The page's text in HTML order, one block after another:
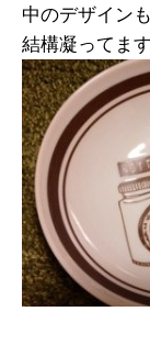
中のデザイン
結構凝ってます